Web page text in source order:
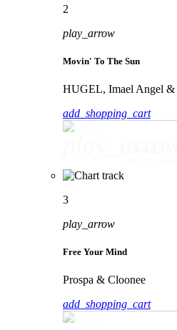
2
play_arrow
Movin' To The Sun
HUGEL, Imael Angel &
add_shopping_cart
3
play_arrow
Free Your Mind
Prospa & Cloonee
add_shopping_cart